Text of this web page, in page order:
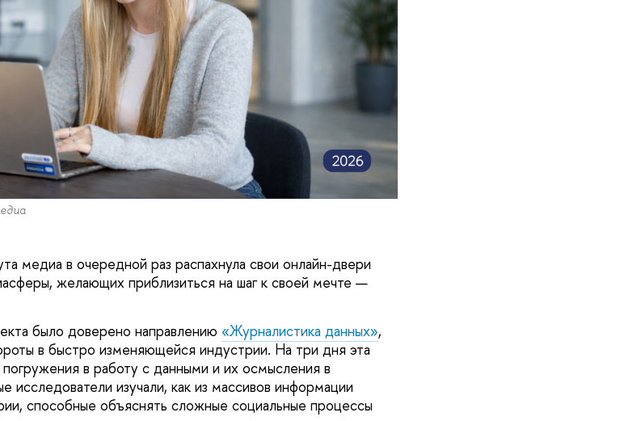
медиа в очередной раз распахнула свои онлайн-двери
желающих приблизиться на шаг к своей мечте —
было доверено направлению «Журналистика данных»,
в быстро изменяющейся индустрии. На три дня эта
в работу с данными и их осмысления в
изучали, как из массивов информации
способные объяснять сложные социальные процессы